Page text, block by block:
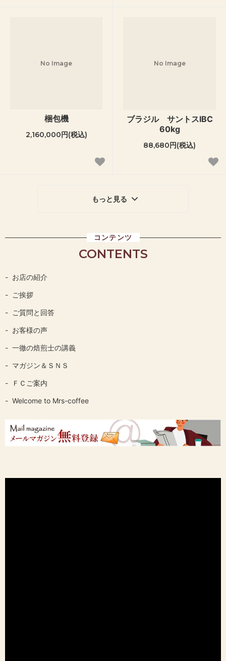
No Image
梱包機
2,160,000円(税込)
No Image
ブラジル サントスIBC
60kg
88,680円(税込)
もっと見る
コンテンツ
CONTENTS
お店の紹介
ご挨拶
ご質問と回答
お客様の声
一徹の焙煎士の講義
マガジン＆ＳＮＳ
ＦＣご案内
Welcome to Mrs-coffee